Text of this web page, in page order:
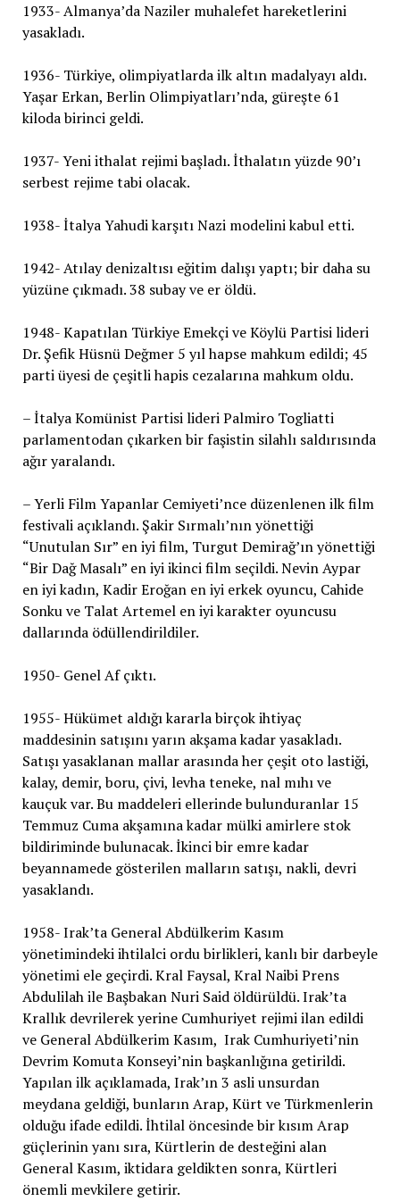
1933- Almanya’da Naziler muhalefet hareketlerini
yasakladı.
1936- Türkiye, olimpiyatlarda ilk altın madalyayı aldı.
Yaşar Erkan, Berlin Olimpiyatları’nda, güreşte 61
kiloda birinci geldi.
1937- Yeni ithalat rejimi başladı. İthalatın yüzde 90’ı
serbest rejime tabi olacak.
1938- İtalya Yahudi karşıtı Nazi modelini kabul etti.
1942- Atılay denizaltısı eğitim dalışı yaptı; bir daha su
yüzüne çıkmadı. 38 subay ve er öldü.
1948- Kapatılan Türkiye Emekçi ve Köylü Partisi lideri
Dr. Şefik Hüsnü Değmer 5 yıl hapse mahkum edildi; 45
parti üyesi de çeşitli hapis cezalarına mahkum oldu.
– İtalya Komünist Partisi lideri Palmiro Togliatti
parlamentodan çıkarken bir faşistin silahlı saldırısında
ağır yaralandı.
– Yerli Film Yapanlar Cemiyeti’nce düzenlenen ilk film
festivali açıklandı. Şakir Sırmalı’nın yönettiği
“Unutulan Sır” en iyi film, Turgut Demirağ’ın yönettiği
“Bir Dağ Masalı” en iyi ikinci film seçildi. Nevin Aypar
en iyi kadın, Kadir Eroğan en iyi erkek oyuncu, Cahide
Sonku ve Talat Artemel en iyi karakter oyuncusu
dallarında ödüllendirildiler.
1950- Genel Af çıktı.
1955- Hükümet aldığı kararla birçok ihtiyaç
maddesinin satışını yarın akşama kadar yasakladı.
Satışı yasaklanan mallar arasında her çeşit oto lastiği,
kalay, demir, boru, çivi, levha teneke, nal mıhı ve
kauçuk var. Bu maddeleri ellerinde bulunduranlar 15
Temmuz Cuma akşamına kadar mülki amirlere stok
bildiriminde bulunacak. İkinci bir emre kadar
beyannamede gösterilen malların satışı, nakli, devri
yasaklandı.
1958- Irak’ta General Abdülkerim Kasım
yönetimindeki ihtilalci ordu birlikleri, kanlı bir darbeyle
yönetimi ele geçirdi. Kral Faysal, Kral Naibi Prens
Abdulilah ile Başbakan Nuri Said öldürüldü. Irak’ta
Krallık devrilerek yerine Cumhuriyet rejimi ilan edildi
ve General Abdülkerim Kasım, Irak Cumhuriyeti’nin
Devrim Komuta Konseyi’nin başkanlığına getirildi.
Yapılan ilk açıklamada, Irak’ın 3 asli unsurdan
meydana geldiği, bunların Arap, Kürt ve Türkmenlerin
olduğu ifade edildi. İhtilal öncesinde bir kısım Arap
güçlerinin yanı sıra, Kürtlerin de desteğini alan
General Kasım, iktidara geldikten sonra, Kürtleri
önemli mevkilere getirir.